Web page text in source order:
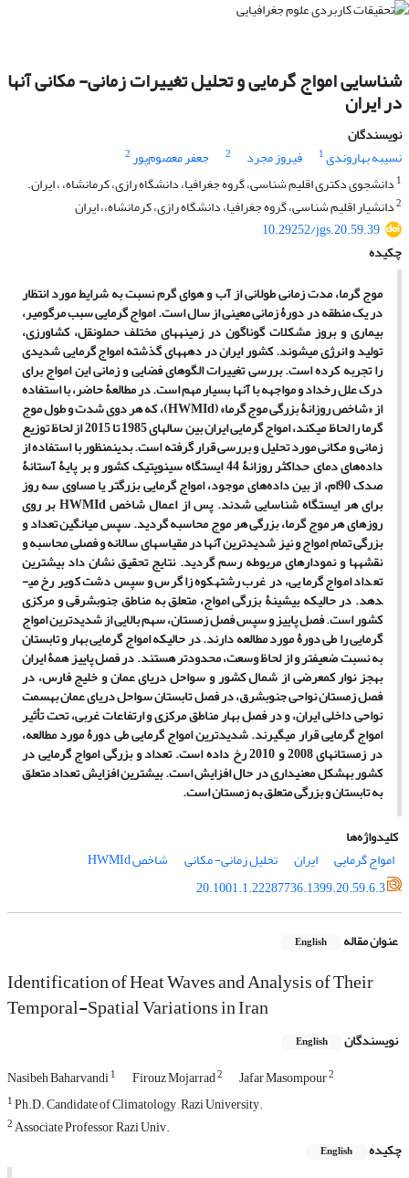
شناسایی امواج گرمایی و تحلیل تغییرات زمانی- مکانی آنها
در ایران
نویسندگان
نسیبه بهاروندی1 فیروز مجرد 2 جعفر معصوم‌پور2
1 دانشجوی دکتری اقلیم شناسی، گروه جغرافیا، دانشگاه رازی، کرمانشاه، ، ایران.
2دانشیار اقلیم شناسی، گروه جغرافیا، دانشگاه رازی، کرمانشاه،، ایران
10.29252/jgs.20.59.39
چکیده
موج گرما، مدت زمانی طولانی از آب­ و­ هوای گرم نسبت به شرایط مورد انتظار
در یک منطقه در دورۀ زمانی معینی از سال است.امواج گرمایی سبب مرگ­ومیر،
بیماری و بروز مشکلات گوناگون در زمینه­های مختلف حمل­و­نقل، کشاورزی،
تولید و انرژی می­شوند.کشور ایران در دهه­های گذشته امواج گرمایی شدیدی
را تجربه کرده است. بررسی تغییرات الگوهای فضایی و زمانی این امواج برای
درک علل رخداد و مواجهه با آنها بسیار مهم است. در مطالعۀ حاضر، با استفاده
از «شاخص روزانۀ بزرگی موج گرما» (HWMId)، که هر دوی شدت و طول موج
گرما را لحاظ می­کند، امواج گرمایی ایران بین سال­های 1985 تا 2015 از لحاظ توزیع
زمانی و مکانی مورد تحلیل و بررسی قرار گرفته است. بدین­منظور با استفاده از
داده‌های دمای حداکثر روزانۀ 44 ایستگاه سینوپتیک کشور و بر پایۀ آستانۀ
صدک 90ام، از بین داده‌های موجود، امواج گرمایی بزرگتر یا مساوی سه روز
برای هر ایستگاه شناسایی شدند. پس از اعمال شاخصHWMIdبر روی
روزهای هر موج گرما، بزرگی هر موج محاسبه گردید. سپس میانگین تعداد و
بزرگی تمام امواج و نیز شدیدترین آنها در مقیاس­های سالانه و فصلی محاسبه و
نقشه­ها و نمودارهای مربوطه رسم گردید. نتایج تحقیق نشان داد بیشترین
تعداد امواج گرمایی، در غرب رشته­کوه زاگرس و سپس دشت کویر رخ می­
دهد. در حالیکه بیشینۀ بزرگی امواج، متعلق به مناطق جنوب­شرقی و مرکزی
کشور است. فصل پاییز و سپس فصل زمستان، سهم بالایی از شدیدترین امواج
گرمایی را طی دورۀ مورد مطالعه دارند. در حالیکه امواج گرمایی بهار و تابستان
به نسبت ضعیف­تر و از لحاظ وسعت، محدودتر هستند. در فصل پاییز همۀ ایران
به­جز نوار کم­عرضی از شمال کشور و سواحل دریای عمان و خلیج فارس، در
فصل زمستان نواحی جنوب­شرق، در فصل تابستان سواحل دریای عمان به­سمت
نواحی داخلی ایران، و در فصل بهار مناطق مرکزی و ارتفاعات غربی، تحت تأثیر
امواج گرمایی قرار می­گیرند. شدیدترین امواج گرمایی طی دورۀ مورد مطالعه،
در زمستان­های 2008 و 2010 رخ داده است. تعداد و بزرگی امواج گرمایی در
کشور به­شکل معنی­داری در حال افزایش است. بیشترین افزایش تعداد متعلق
به تابستان و بزرگی متعلق به زمستان است.
کلیدواژه‌ها
امواج گرمایی
ایران تحلیل زمانی- مکانی
شاخص HWMId
20.1001.1.22287736.1399.20.59.6.3
عنوان مقاله English
Identification of Heat Waves and Analysis of Their
Temporal-Spatial Variations in Iran
نویسندگان English
Nasibeh Baharvandi1 Firouz Mojarrad2 Jafar Masompour2
1Ph.D. Candidate of Climatology , Razi University.
2Associate Professor, Razi Univ.
چکیده
English